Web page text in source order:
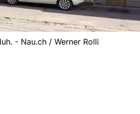
- Nau.ch / Werner Rolli